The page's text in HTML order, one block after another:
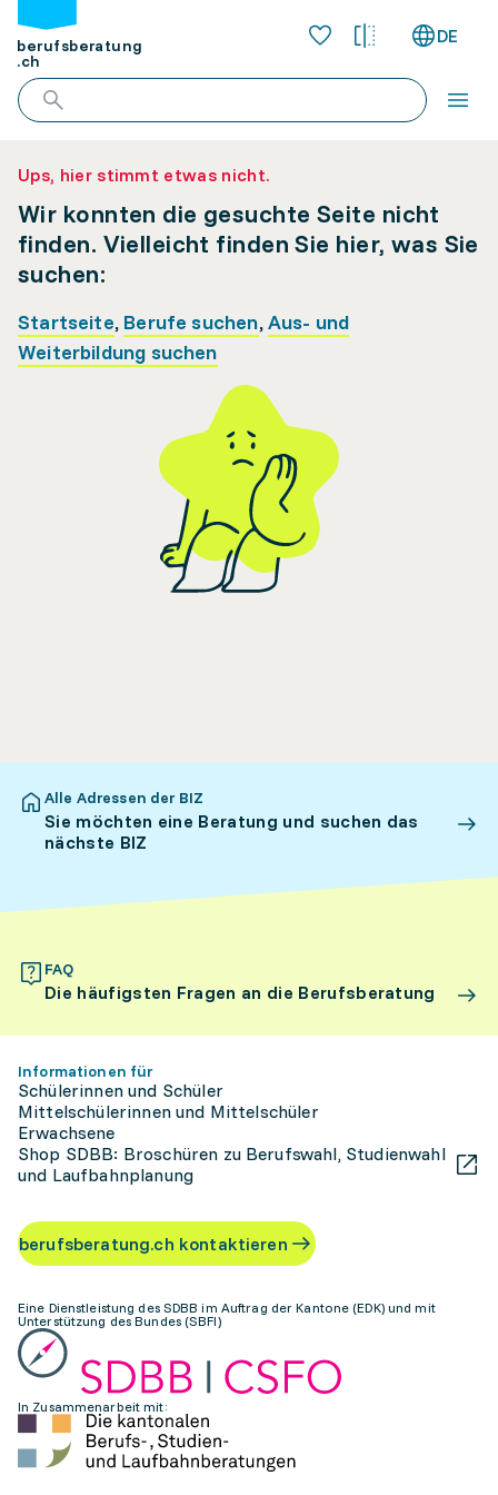
berufsberatung
.ch
DE
Ups, hier stimmt etwas nicht.
Wir konnten die gesuchte Seite nicht
finden. Vielleicht finden Sie hier, was Sie
suchen:
Startseite, Berufe suchen,Aus- und
Weiterbildung suchen
Alle Adressen der BIZ
Sie möchten eine Beratung und suchen das
nächste BIZ
FAQ
Die häufigsten Fragen an die Berufsberatung
Informationen für
Schülerinnen und Schüler
Mittelschülerinnen und Mittelschüler
Erwachsene
Shop SDBB: Broschüren zu Berufswahl, Studienwahl
und Laufbahnplanung
berufsberatung.ch kontaktieren
Eine Dienstleistung des SDBB im Auftrag der Kantone (EDK) und mit
Unterstützung des Bundes (SBFI)
In Zusammenarbeit mit: